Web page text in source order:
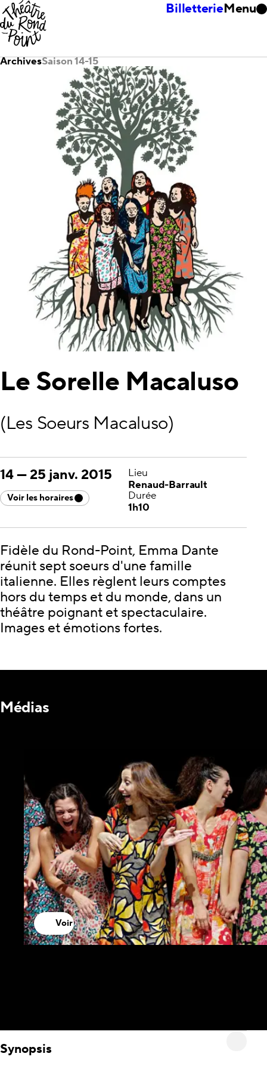
BilletterieMenu
ArchivesSaison 14-15
Le Sorelle Macaluso
(Les Soeurs Macaluso)
14—25 janv. 2015
Voir les horaires
Lieu
Renaud-Barrault
Durée
1h10
Fidèle du Rond-Point, Emma Dante
réunit sept soeurs d'une famille
italienne. Elles règlent leurs comptes
hors du temps et du monde, dans un
théâtre poignant et spectaculaire.
Images et émotions fortes.
Médias
Voir
Synopsis